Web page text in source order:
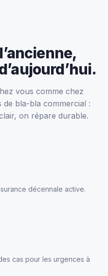
vous comme chez
de bla-bla commercial :
on répare durable.
décennale active.
cas pour les urgences à